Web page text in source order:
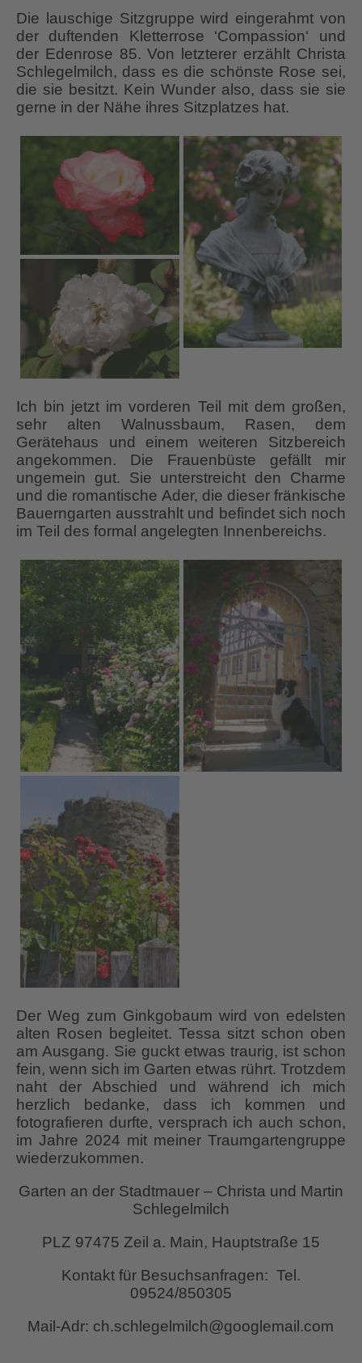
Die lauschige Sitzgruppe wird eingerahmt von
der duftenden Kletterrose ‘Compassion‘ und
der Edenrose 85. Von letzterer erzählt Christa
Schlegelmilch, dass es die schönste Rose sei,
die sie besitzt. Kein Wunder also, dass sie sie
gerne in der Nähe ihres Sitzplatzes hat.
Ich bin jetzt im vorderen Teil mit dem großen,
sehr alten Walnussbaum, Rasen, dem
Gerätehaus und einem weiteren Sitzbereich
angekommen. Die Frauenbüste gefällt mir
ungemein gut. Sie unterstreicht den Charme
und die romantische Ader, die dieser fränkische
Bauerngarten ausstrahlt und befindet sich noch
im Teil des formal angelegten Innenbereichs.
Der Weg zum Ginkgobaum wird von edelsten
alten Rosen begleitet. Tessa sitzt schon oben
am Ausgang. Sie guckt etwas traurig, ist schon
fein, wenn sich im Garten etwas rührt. Trotzdem
naht der Abschied und während ich mich
herzlich bedanke, dass ich kommen und
fotografieren durfte, versprach ich auch schon,
im Jahre 2024 mit meiner Traumgartengruppe
wiederzukommen.
Garten an der Stadtmauer – Christa und Martin
Schlegelmilch
PLZ 97475 Zeil a. Main, Hauptstraße 15
Kontakt für Besuchsanfragen: Tel.
09524/850305
Mail-Adr: ch.schlegelmilch@googlemail.com